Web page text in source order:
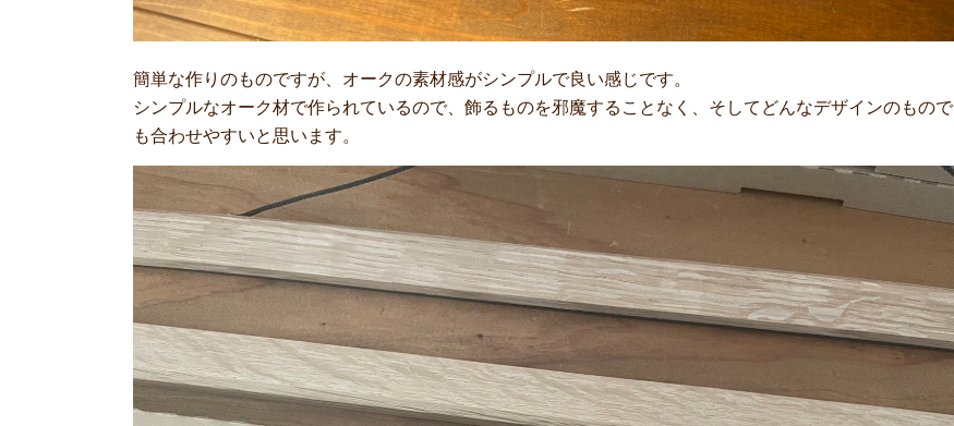
簡単な作りのものですが、オークの素材感がシンプルで良い感じです。
シンプルなオーク材で作られているので、飾るものを邪魔することなく、そしてどんなデザインのもので
も合わせやすいと思います。